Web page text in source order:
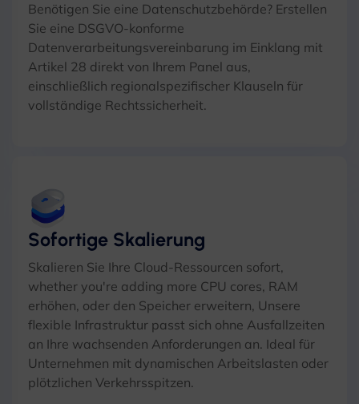
Benötigen Sie eine Datenschutzbehörde? Erstellen
Sie eine DSGVO-konforme
Datenverarbeitungsvereinbarung im Einklang mit
Artikel 28 direkt von Ihrem Panel aus,
einschließlich regionalspezifischer Klauseln für
vollständige Rechtssicherheit.
Sofortige Skalierung
Skalieren Sie Ihre Cloud-Ressourcen sofort,
whether you're adding more CPU cores, RAM
erhöhen, oder den Speicher erweitern, Unsere
flexible Infrastruktur passt sich ohne Ausfallzeiten
an Ihre wachsenden Anforderungen an. Ideal für
Unternehmen mit dynamischen Arbeitslasten oder
plötzlichen Verkehrsspitzen.